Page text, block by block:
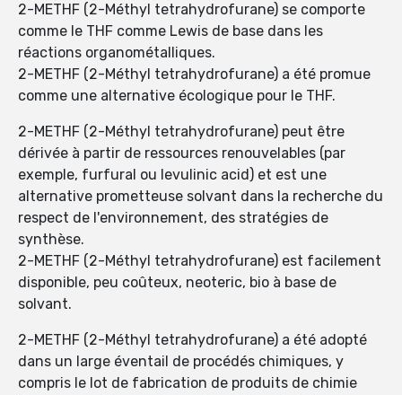
2-METHF (2-Méthyl tetrahydrofurane) se comporte
comme le THF comme Lewis de base dans les
réactions organométalliques.
2-METHF (2-Méthyl tetrahydrofurane) a été promue
comme une alternative écologique pour le THF.
2-METHF (2-Méthyl tetrahydrofurane) peut être
dérivée à partir de ressources renouvelables (par
exemple, furfural ou levulinic acid) et est une
alternative prometteuse solvant dans la recherche du
respect de l'environnement, des stratégies de
synthèse.
2-METHF (2-Méthyl tetrahydrofurane) est facilement
disponible, peu coûteux, neoteric, bio à base de
solvant.
2-METHF (2-Méthyl tetrahydrofurane) a été adopté
dans un large éventail de procédés chimiques, y
compris le lot de fabrication de produits de chimie